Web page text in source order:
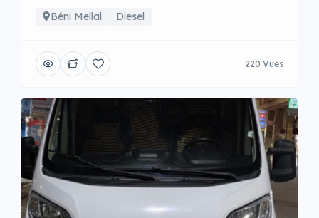
Béni Mellal Diesel
220 Vues